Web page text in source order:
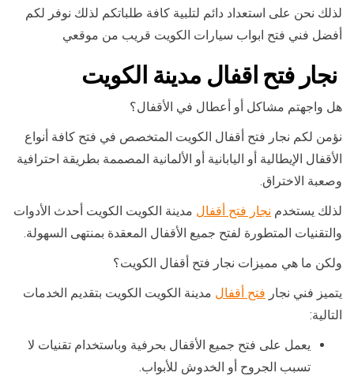
لذلك نحن على استعداد دائم لتلبية كافة طلباتكم لذلك نوفر لكم
أفضل فني فتح ابواب سيارات الكويت قريب من موقعي
نجار فتح اقفال مدينة الكويت
هل واجهتم مشاكل أو أعطال في الأقفال؟
نؤمن لكم نجار فتح أقفال الكويت المتخصص في فتح كافة أنواع
الأقفال الإيطالية أو اليابانية أو الألمانية المصممة بطريقة احترافية
وصعبة الاختراق.
لذلك يستخدم نجار فتح أقفال مدينة الكويت الكويت أحدث الأدوات
والتقنيات المتطورة لفتح جميع الأقفال المعقدة بمنتهى السهولة.
ولكن ما هي مميزات نجار فتح أقفال الكويت؟
يتميز فني نجار فتح أقفال مدينة الكويت الكويت بتقديم الخدمات
التالية:
يعمل على فتح جميع الأقفال بحرفية وباستخدام تقنيات لا
تسبب الجروح أو الخدوش للأبواب.